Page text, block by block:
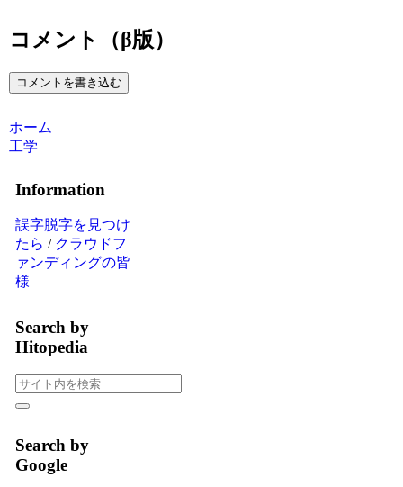
コメント（β版）
コメントを書き込む
ホーム
工学
Information
誤字脱字を見つけ
たら / クラウドフ
ァンディングの皆
様
Search by
Hitopedia
Search by
Google